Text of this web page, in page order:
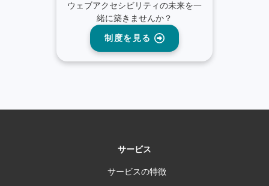
ウェブアクセシビリティの未来を一
緒に築きませんか？
制度を見る
サービス
サービスの特徴